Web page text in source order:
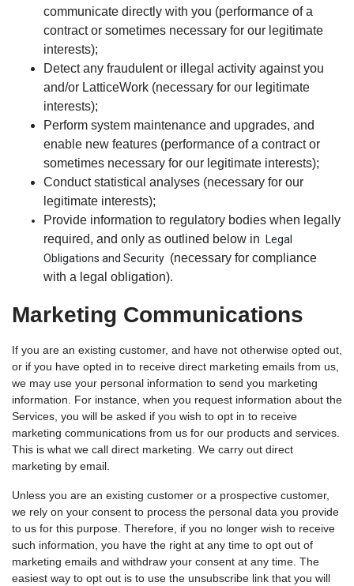
communicate directly with you (performance of a
contract or sometimes necessary for our legitimate
interests);
Detect any fraudulent or illegal activity against you
and/or LatticeWork (necessary for our legitimate
interests);
Perform system maintenance and upgrades, and
enable new features (performance of a contract or
sometimes necessary for our legitimate interests);
Conduct statistical analyses (necessary for our
legitimate interests);
Provide information to regulatory bodies when legally
required, and only as outlined below in
Legal
Obligations and Security (necessary for compliance
with a legal obligation).
Marketing Communications
If you are an existing customer, and have not otherwise opted out,
or if you have opted in to receive direct marketing emails from us,
we may use your personal information to send you marketing
information. For instance, when you request information about the
Services, you will be asked if you wish to opt in to receive
marketing communications from us for our products and services.
This is what we call direct marketing. We carry out direct
marketing by email.
Unless you are an existing customer or a prospective customer,
we rely on your consent to process the personal data you provide
to us for this purpose. Therefore, if you no longer wish to receive
such information, you have the right at any time to opt out of
marketing emails and withdraw your consent at any time. The
easiest way to opt out is to use the unsubscribe link that you will